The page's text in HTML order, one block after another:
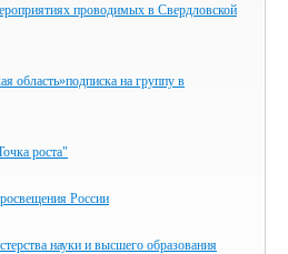
проводимых в Свердловской
область»подписка на группу в
роста"
России
науки и высшего образования